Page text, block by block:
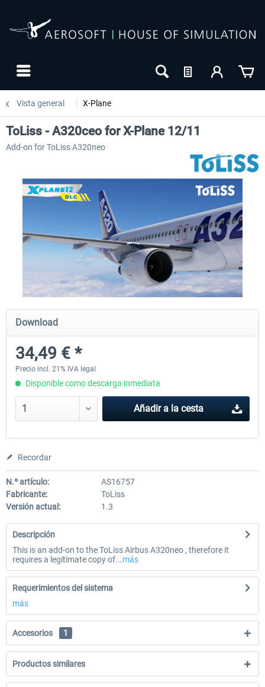
Vista general X-Plane
Traffic Global for X-Plane 12/11
(Windows)
45,32 € *
X-Plane.org - King Air 350
ToLiss - A320ceo for X-Plane 12/11
Add-on for ToLiss A320neo
Download
34,49 € *
Precio incl. 21% IVA legal
Disponible como descarga inmediata
Añadir a la cesta
Recordar
N.º artículo:
AS16757
Fabricante:
ToLiss
Versión actual:
1.3
Descripción
This is an add-on to the ToLiss Airbus A320neo , therefore it
requires a legitimate copy of...más
Requerimientos del sistema
más
Accesorios 1
Productos similares